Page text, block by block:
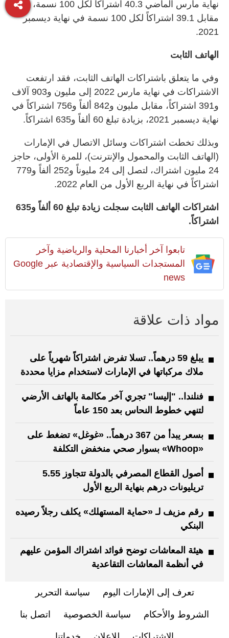
نهاية مارس الماضي 40.3 اشتراكاً لكل 100 نسمة،
مقابل 39.1 اشتراكاً لكل 100 نسمة في نهاية ديسمبر
2021.
الهاتف الثابت
وفي ما يتعلق باشتراكات الهاتف الثابت، فقد ارتفعت
الاشتراكات في نهاية مارس 2022 إلى مليون و903 آلاف
و391 اشتراكاً، مقابل مليون و842 ألفاً و756 اشتراكاً في
نهاية ديسمبر 2021، بزيادة تبلغ 60 ألفاً و635 اشتراكاً.
وبذلك تخطت اشتراكات وسائل الاتصال في الإمارات
(الهاتف الثابت والمحمول والإنترنت)، للمرة الأولى، حاجز
24 مليون اشتراك، لتصل إلى 24 مليوناً و252 ألفاً و779
اشتراكاً في نهاية الربع الأول من العام 2022.
اشتراكات الهاتف الثابت سجلت زيادة تبلغ 60 ألفاً و635
اشتراكاً.
تابعوا آخر أخبارنا المحلية والرياضية وآخر
المستجدات السياسية والإقتصادية عبر Google
news
مواد ذات علاقة
يبلغ 59 درهماً.. تسلا تفرض اشتراكاً شهرياً على
ملاك مركباتها في الإمارات لاستخدام مزايا محددة
فنلندا.. "إليسا" تجري آخر مكالمة بالهاتف الأرضي
لتنهي خطوط النحاس بعد 150 عاماً
بسعر يبدأ من 367 درهماً.. «غوغل» تضغط على
«Whoop» بسوار صحي منخفض التكلفة
أصول القطاع المصرفي بالدولة تتجاوز 5.55
تريليونات درهم بنهاية الربع الأول
رقم مزيف لـ «حماية المستهلك» يكلف رجلاً رصيده
البنكي
هيئة المعاشات توضح فوائد اشتراك المؤمن عليهم
في أنظمة المعاشات التقاعدية
تعرف إلى الإمارات اليوم سياسة التحرير
الشروط والأحكام سياسة الخصوصية اتصل بنا